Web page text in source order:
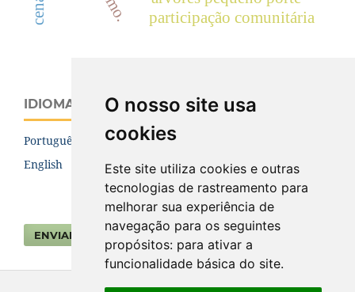
O nosso site usa
cookies
Este site utiliza cookies e outras
tecnologias de rastreamento para
melhorar sua experiência de
navegação para os seguintes
propósitos: para ativar a
funcionalidade básica do site.
participação comunitária
IDIOMA
Português (Brasil)
English
ENVIAR SUBMISSÃO